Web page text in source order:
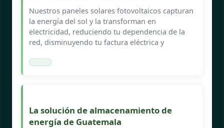
Nuestros paneles solares fotovoltaicos capturan
la energía del sol y la transforman en
electricidad, reduciendo tu dependencia de la
red, disminuyendo tu factura eléctrica y
La solución de almacenamiento de
energía de Guatemala